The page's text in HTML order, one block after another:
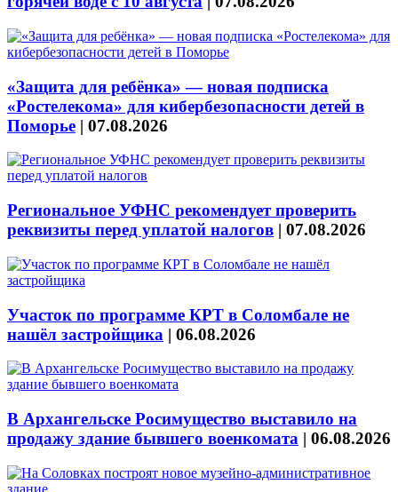
«Защита для ребёнка» — новая подписка
«Ростелекома» для кибербезопасности детей в
Поморье | 07.08.2026
Региональное УФНС рекомендует проверить
реквизиты перед уплатой налогов | 07.08.2026
Участок по программе КРТ в Соломбале не
нашёл застройщика | 06.08.2026
В Архангельске Росимущество выставило на
продажу здание бывшего военкомата | 06.08.2026